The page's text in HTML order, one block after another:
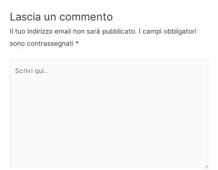
Lascia un commento
Il tuo indirizzo email non sarà pubblicato. I campi obbligatori
sono contrassegnati *